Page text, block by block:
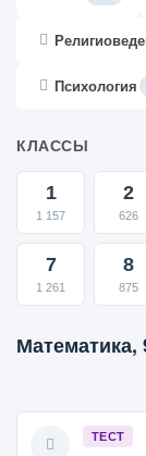
Психология
КЛАССЫ
1
1 157
2
626
7
1 261
8
875
Математика,
ТЕСТ